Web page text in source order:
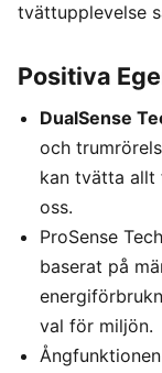
tvättupplevelse
Positiva
DualSense
och
kan tvätta allt
oss.
ProSense
baserat på
val för miljön.